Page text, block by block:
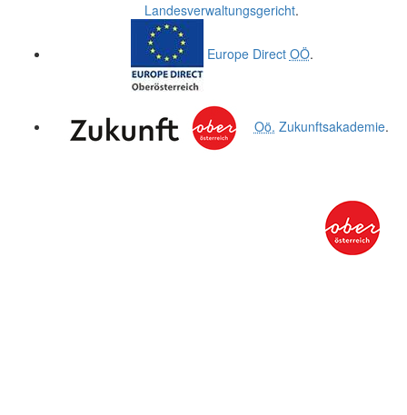
Landesverwaltungsgericht.
Europe Direct OÖ.
Oö. Zukunftsakademie.